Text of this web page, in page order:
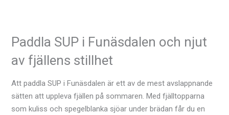
Paddla SUP i Funäsdalen och njut
av fjällens stillhet
Att paddla SUP i Funäsdalen är ett av de mest avslappnande
sätten att uppleva fjällen på sommaren. Med fjälltopparna
som kuliss och spegelblanka sjöar under brädan får du en